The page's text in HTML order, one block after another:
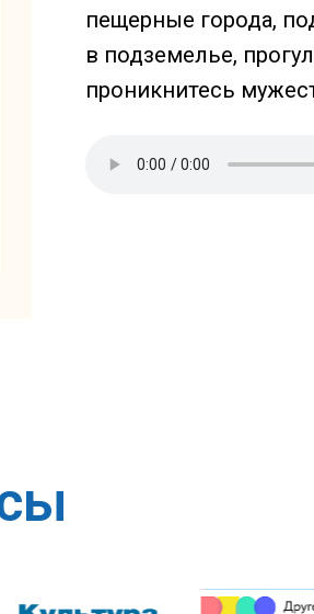
пещерные города,
в подземелье,
проникнитесь